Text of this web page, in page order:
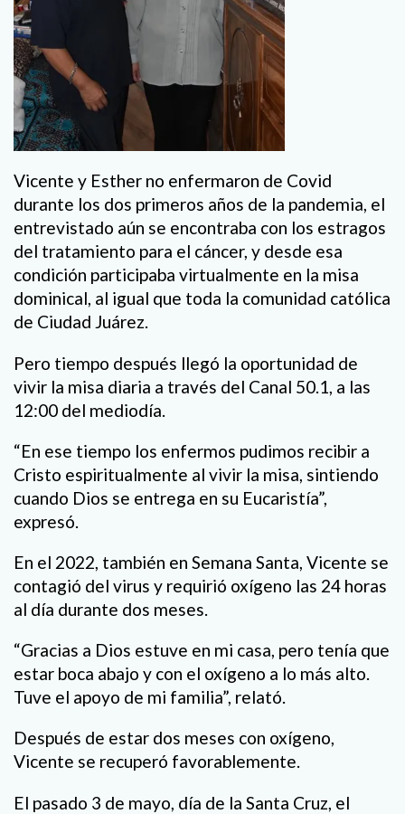
Vicente y Esther no enfermaron de Covid
durante los dos primeros años de la pandemia, el
entrevistado aún se encontraba con los estragos
del tratamiento para el cáncer, y desde esa
condición participaba virtualmente en la misa
dominical, al igual que toda la comunidad católica
de Ciudad Juárez.
Pero tiempo después llegó la oportunidad de
vivir la misa diaria a través del Canal 50.1, a las
12:00 del mediodía.
“En ese tiempo los enfermos pudimos recibir a
Cristo espiritualmente al vivir la misa, sintiendo
cuando Dios se entrega en su Eucaristía”,
expresó.
En el 2022, también en Semana Santa, Vicente se
contagió del virus y requirió oxígeno las 24 horas
al día durante dos meses.
“Gracias a Dios estuve en mi casa, pero tenía que
estar boca abajo y con el oxígeno a lo más alto.
Tuve el apoyo de mi familia”, relató.
Después de estar dos meses con oxígeno,
Vicente se recuperó favorablemente.
El pasado 3 de mayo, día de la Santa Cruz, el